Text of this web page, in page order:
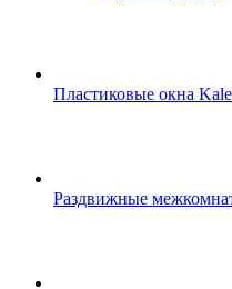
Пластиковые окна
Раздвижные